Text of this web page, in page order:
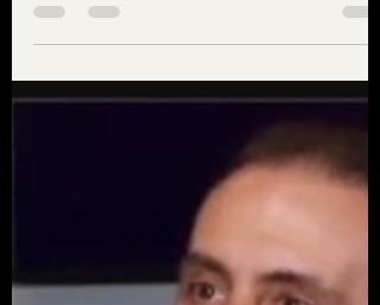
الاستمرار في تقديم الأفضل. نآمل أن تحظى
أعمالنا...